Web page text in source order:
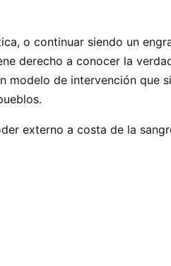
o continuar siendo un
derecho a conocer la
modelo de intervención que
externo a costa de la